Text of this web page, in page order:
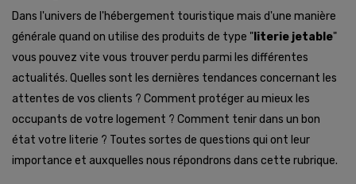
Dans l'univers de l'hébergement touristique mais d'une manière
générale quand on utilise des produits de type " literie jetable"
vous pouvez vite vous trouver perdu parmi les différentes
actualités. Quelles sont les dernières tendances concernant les
attentes de vos clients ? Comment protéger au mieux les
occupants de votre logement ? Comment tenir dans un bon
état votre literie ? Toutes sortes de questions qui ont leur
importance et auxquelles nous répondrons dans cette rubrique.